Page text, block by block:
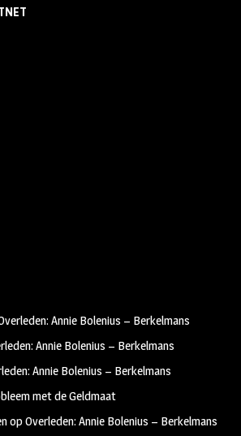
Annie Bolenius – Berkelmans
Annie Bolenius – Berkelmans
Annie Bolenius – Berkelmans
met de Geldmaat
opOverleden: Annie Bolenius – Berkelmans